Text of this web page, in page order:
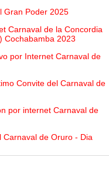
Gran Poder 2025
Carnaval de la Concordia
Cochabamba 2023
por Internet Carnaval de
Convite del Carnaval de
por internet Carnaval de
Carnaval de Oruro - Dia